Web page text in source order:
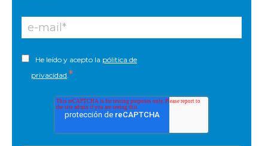
He leído y acepto la pólitica de
privacidad *